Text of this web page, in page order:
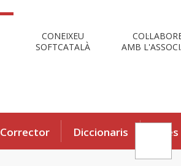
CONEIXEU
SOFTCATALÀ
AMB
Corrector Diccionaris Eines